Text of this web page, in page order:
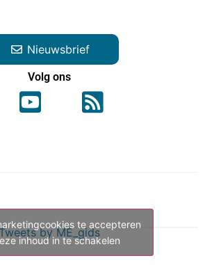
Nieuwsbrief
Volg ons
Tweets by ME_gids
te accepteren
inhoud in te schakelen